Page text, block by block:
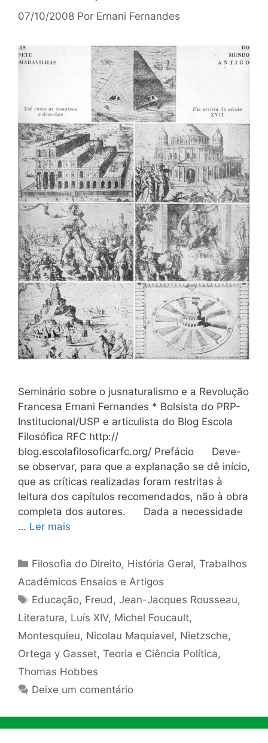
07/10/2008 Por Ernani Fernandes
Seminário sobre o jusnaturalismo e a Revolução
Francesa Ernani Fernandes * Bolsista do PRP-
Institucional/USP e articulista do Blog Escola
Filosófica RFC http://
blog.escolafilosoficarfc.org/ Prefácio Deve-
se observar, para que a explanação se dê início,
que as críticas realizadas foram restritas à
leitura dos capítulos recomendados, não à obra
completa dos autores. Dada a necessidade
… Ler mais
Categorias
Filosofia do Direito, História Geral,Trabalhos
Acadêmicos Ensaios e Artigos
Tags
Educação, Freud ,Jean-Jacques Rousseau,
Literatura, Luís XIV, Michel Foucault,
Montesquieu, Nicolau Maquiavel, Nietzsche,
Ortega y Gasset, Teoria e Ciência Política,
Thomas Hobbes
Deixe um comentário